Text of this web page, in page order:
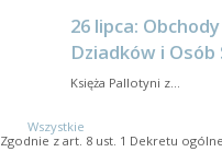
26 lipca:
Dziadków i
Księża Pallotyni z…
Wszystkie
Zgodnie z art. 8 ust. 1 Dekretu